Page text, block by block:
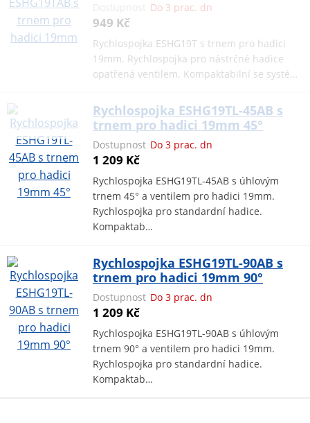
Do 3 prac. dn
949 Kč
Rychlospojka ESHG19T s trnem pro hadici
19mm. Rychlospojka pro nástrčné hadice
opatřená ventilem. Kompaktabilní se systé…
Rychlospojka ESHG19TL-45AB s
trnem pro hadici 19mm 45°
Dostupnost Do 3 prac. dn
1 209 Kč
Rychlospojka ESHG19TL-45AB s úhlovým
trnem 45° a ventilem pro hadici 19mm.
Rychlospojka pro standardní hadice.
Kompaktab…
Rychlospojka ESHG19TL-90AB s
trnem pro hadici 19mm 90°
Dostupnost Do 3 prac. dn
1 209 Kč
Rychlospojka ESHG19TL-90AB s úhlovým
trnem 90° a ventilem pro hadici 19mm.
Rychlospojka pro standardní hadice.
Kompaktab…